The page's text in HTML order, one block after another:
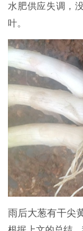
水肥供应失调，
叶。
雨后大葱有干尖